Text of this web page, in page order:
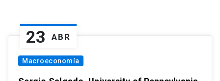
23 ABR
Macroeconomía